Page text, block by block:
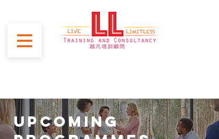
upcoming